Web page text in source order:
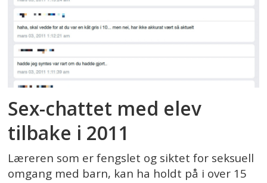
Sex-chattet med elev
tilbake i 2011
Læreren som er fengslet og siktet for seksuell
omgang med barn, kan ha holdt på i over 15